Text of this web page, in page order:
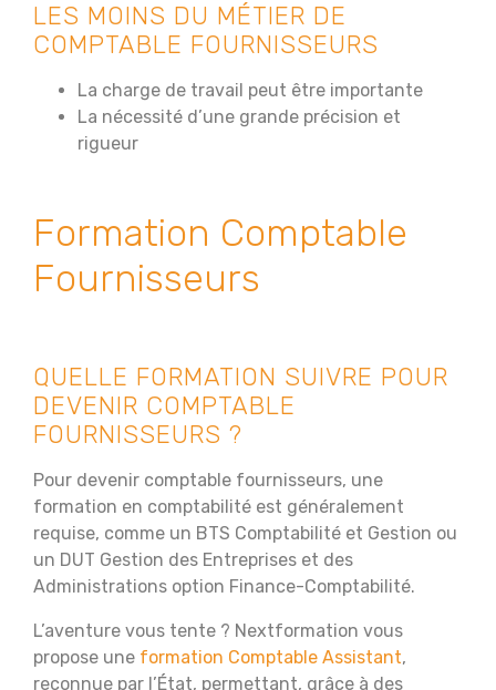
LES MOINS DU MÉTIER DE
COMPTABLE FOURNISSEURS
La charge de travail peut être importante
La nécessité d’une grande précision et
rigueur
Formation Comptable
Fournisseurs
QUELLE FORMATION SUIVRE POUR
DEVENIR COMPTABLE
FOURNISSEURS ?
Pour devenir comptable fournisseurs, une
formation en comptabilité est généralement
requise, comme un BTS Comptabilité et Gestion ou
un DUT Gestion des Entreprises et des
Administrations option Finance-Comptabilité.
L’aventure vous tente ? Nextformation vous
propose une formation Comptable Assistant,
reconnue par l’État, permettant, grâce à des